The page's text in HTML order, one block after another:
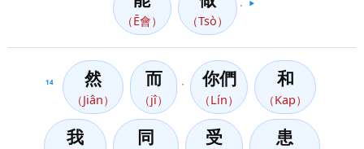
（Ē會） （Tsò）
▶️
14 然
（Jiân）
而
（jî）
你們
（Lín）
和
（Kap）
我 同 受 患